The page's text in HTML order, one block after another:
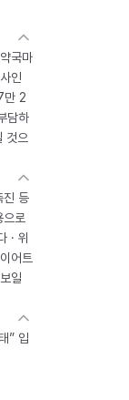
국마
인
만 2
담하
것으
진 등
로
· 위
어트
일
” 입